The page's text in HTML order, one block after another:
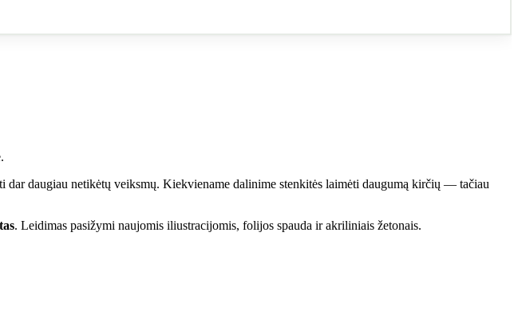
daugiau netikėtų veiksmų. Kiekviename dalinime stenkitės laimėti daugumą kirčių — tačiau
. Leidimas pasižymi naujomis iliustracijomis, folijos spauda ir akriliniais žetonais.